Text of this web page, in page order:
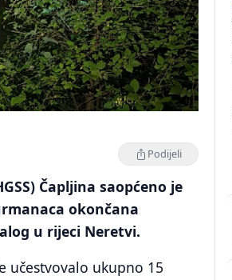
Podijeli
Čapljina saopćeno je
okončana
u rijeci Neretvi.
učestvovalo ukupno 15